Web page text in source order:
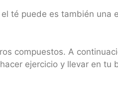
té puede es también una
compuestos. A
ejercicio y llevar en tu